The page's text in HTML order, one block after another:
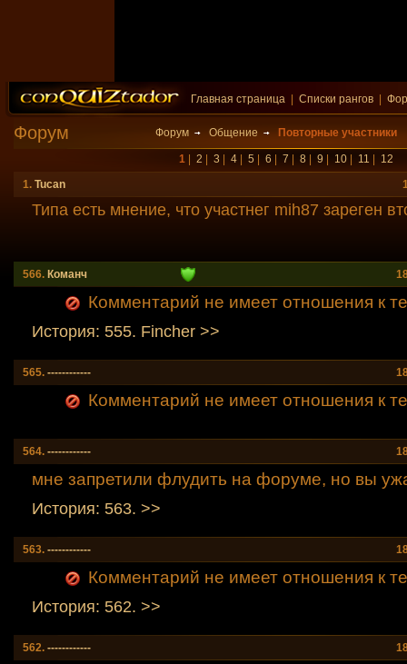
Главная страница Списки рангов
Форум Форум Общение Повторные участники
1 2 3 4 5 6 7 8 9 10 11
12
1. Tucan
Типа есть мнение, что участнег mih87 зареген
566. Команч
Комментарий не имеет отношения к
История: 555. Fincher >>
565. ------------
Комментарий не имеет отношения к
564. ------------
мне запретили флудить на форуме, но вы
История: 563. >>
563. ------------
Комментарий не имеет отношения к
История: 562. >>
562. ------------